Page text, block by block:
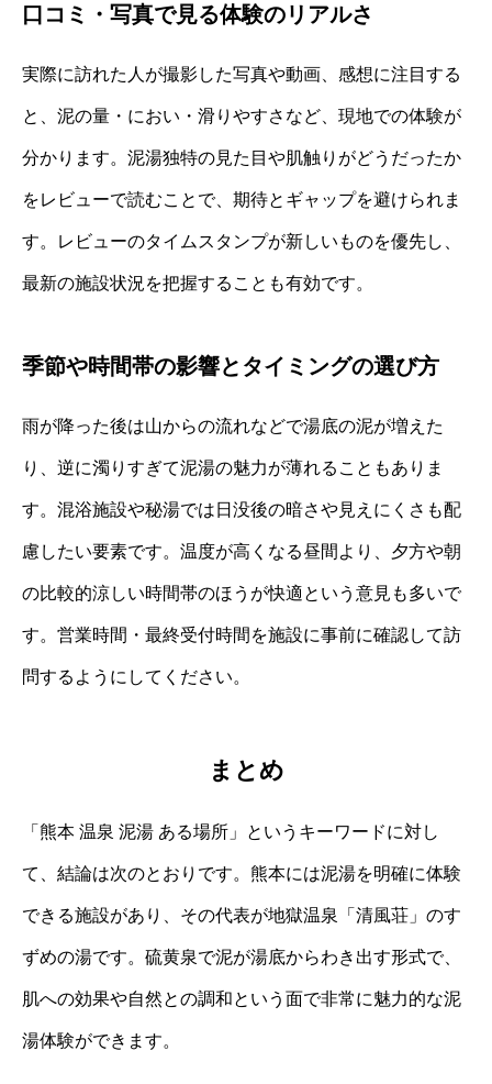
口コミ・写真で見る体験のリアルさ
実際に訪れた人が撮影した写真や動画、感想に注目する
と、泥の量・におい・滑りやすさなど、現地での体験が
分かります。泥湯独特の見た目や肌触りがどうだったか
をレビューで読むことで、期待とギャップを避けられま
す。レビューのタイムスタンプが新しいものを優先し、
最新の施設状況を把握することも有効です。
季節や時間帯の影響とタイミングの選び方
雨が降った後は山からの流れなどで湯底の泥が増えた
り、逆に濁りすぎて泥湯の魅力が薄れることもありま
す。混浴施設や秘湯では日没後の暗さや見えにくさも配
慮したい要素です。温度が高くなる昼間より、夕方や朝
の比較的涼しい時間帯のほうが快適という意見も多いで
す。営業時間・最終受付時間を施設に事前に確認して訪
問するようにしてください。
まとめ
「熊本 温泉 泥湯 ある場所」というキーワードに対し
て、結論は次のとおりです。熊本には泥湯を明確に体験
できる施設があり、その代表が地獄温泉「清風荘」のす
ずめの湯です。硫黄泉で泥が湯底からわき出す形式で、
肌への効果や自然との調和という面で非常に魅力的な泥
湯体験ができます。